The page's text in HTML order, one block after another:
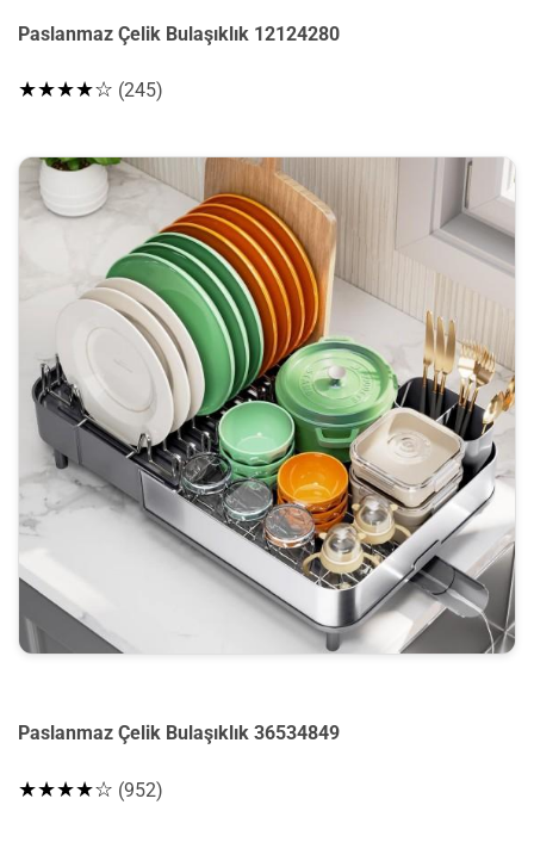
Paslanmaz Çelik Bulaşıklık 12124280
★★★★☆ (245)
Paslanmaz Çelik Bulaşıklık 36534849
★★★★☆ (952)